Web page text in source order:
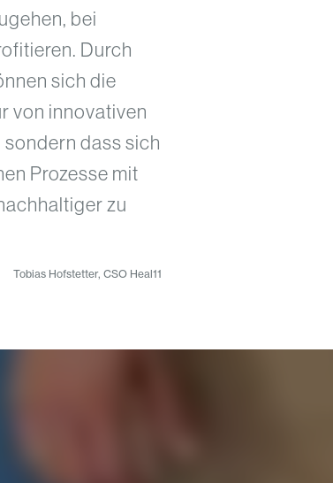
bei
Durch
sich die
von innovativen
dass sich
Prozesse mit
zu
Tobias Hofstetter, CSO Heal11